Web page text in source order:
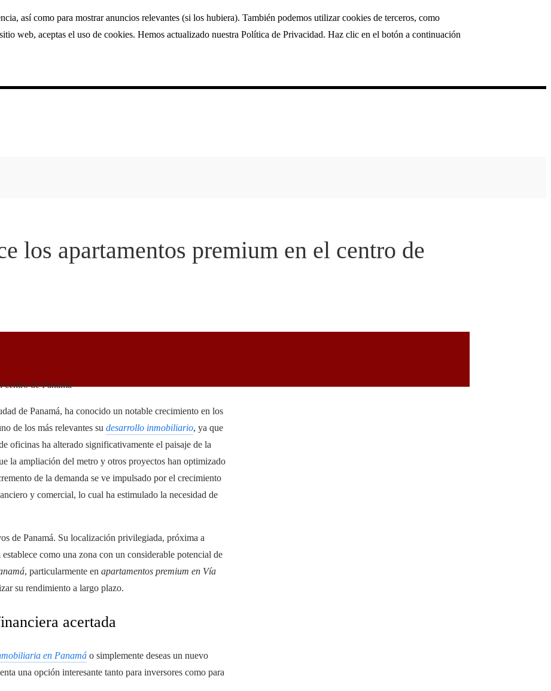
así como para mostrar anuncios relevantes (si los hubiera). También podemos utilizar cookies de terceros, como
web, aceptas el uso de cookies. Hemos actualizado nuestra Política de Privacidad. Haz clic en el botón a continuación
los apartamentos premium en el centro de
de Panamá
de Panamá, ha conocido un notable crecimiento en los
de los más relevantes su desarrollo inmobiliario, ya que
oficinas ha alterado significativamente el paisaje de la
la ampliación del metro y otros proyectos han optimizado
de la demanda se ve impulsado por el crecimiento
y comercial, lo cual ha estimulado la necesidad de
de Panamá. Su localización privilegiada, próxima a
como una zona con un considerable potencial de
, particularmente en apartamentos premium en Vía
su rendimiento a largo plazo.
acertada
en Panamá o simplemente deseas un nuevo
una opción interesante tanto para inversores como para